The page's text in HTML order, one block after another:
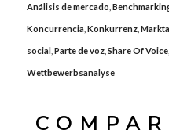
Análisis de mercado
Koncurrencia, Konkurrenz,
social, Parte de voz, Share Of Voice,
Wettbewerbsanalyse